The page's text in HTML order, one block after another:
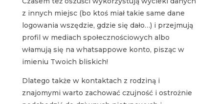
z innych miejsc (bo ktoś miał takie same dane
logowania wszędzie, gdzie się dało…) i przejmują
profil w mediach społecznościowych albo
włamują się na whatsappowe konto, pisząc w
imieniu Twoich bliskich!
Dlatego także w kontaktach z rodziną i
znajomymi warto zachować czujność i ostrożnie